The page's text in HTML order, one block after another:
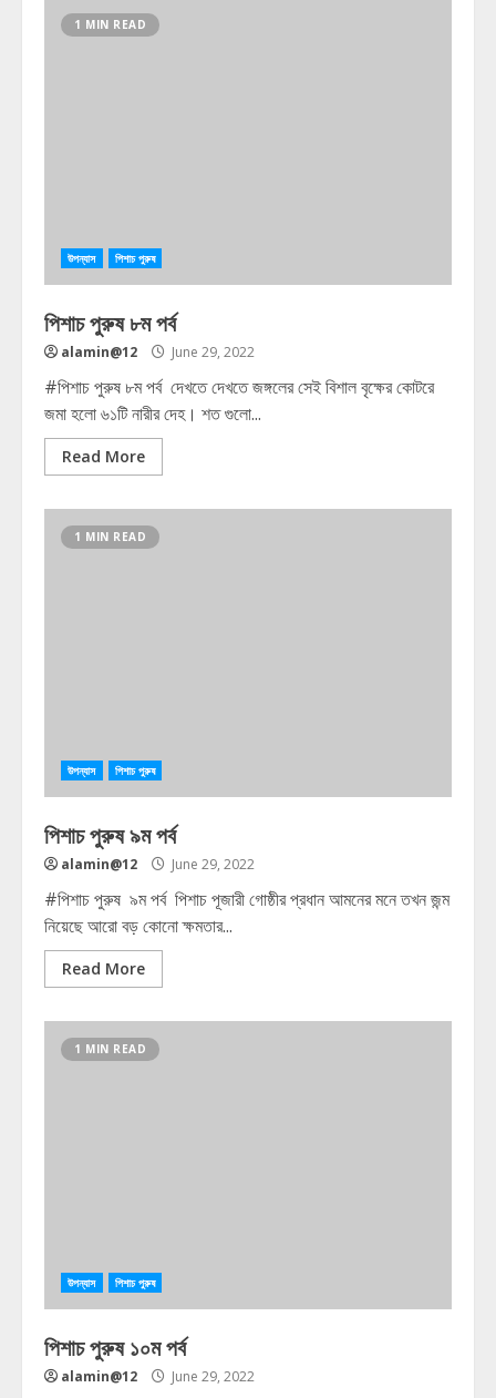
1 MIN READ
উপন্যাস পিশাচ পুরুষ
পিশাচ পুরুষ ৮ম পর্ব
alamin@12 June 29, 2022
#পিশাচ পুরুষ ৮ম পর্ব দেখতে দেখতে জঙ্গলের সেই বিশাল বৃক্ষের কোটরে
জমা হলো ৬১টি নারীর দেহ। শত গুলো...
Read More
1 MIN READ
উপন্যাস পিশাচ পুরুষ
পিশাচ পুরুষ ৯ম পর্ব
alamin@12 June 29, 2022
#পিশাচ পুরুষ ৯ম পর্ব পিশাচ পূজারী গোষ্ঠীর প্রধান আমনের মনে তখন জন্ম
নিয়েছে আরো বড় কোনো ক্ষমতার...
Read More
1 MIN READ
উপন্যাস পিশাচ পুরুষ
পিশাচ পুরুষ ১০ম পর্ব
alamin@12 June 29, 2022